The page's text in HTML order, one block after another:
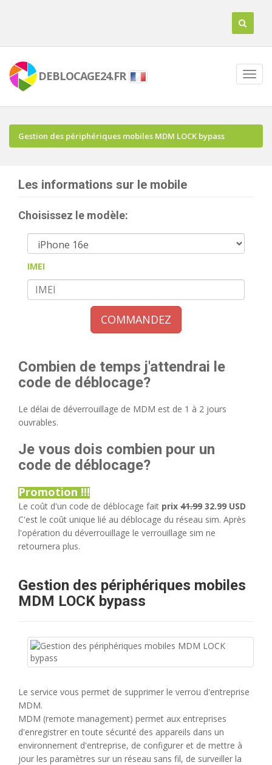
DEBLOCAGE24.FR
Gestion des périphériques mobiles MDM LOCK bypass
Les informations sur le mobile
Choisissez le modèle:
IMEI
COMMANDEZ
Combien de temps j'attendrai le
code de déblocage?
Le délai de déverrouillage de MDM est de 1 à 2 jours
ouvrables.
Je vous dois combien pour un
code de déblocage?
Promotion !!!
Le coût d'un code de déblocage fait prix 41.99 32.99 USD
C'est le coût unique lié au déblocage du réseau sim. Après
l'opération du déverrouillage le verrouillage sim ne
retournera plus.
Gestion des périphériques mobiles
MDM LOCK bypass
Le service vous permet de supprimer le verrou d'entreprise
MDM.
MDM (remote management) permet aux entreprises
d'enregistrer en toute sécurité des appareils dans un
environnement d'entreprise, de configurer et de mettre à
jour les paramètres sur un réseau sans fil, de surveiller la